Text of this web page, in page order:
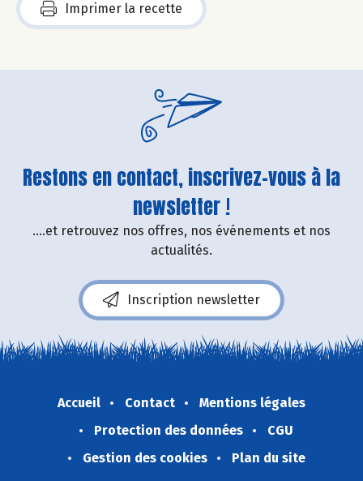
Imprimer la recette
Restons en contact, inscrivez-vous à la
newsletter !
....et retrouvez nos offres, nos événements et nos
actualités.
Inscription newsletter
Accueil Contact
Mentions légales
Protection des données
CGU
Gestion des cookies
Plan du site